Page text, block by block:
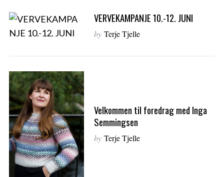
VERVEKAMPANJE 10.-12. JUNI
by Terje Tjelle
Velkommen til foredrag med Inga
Semmingsen
by Terje Tjelle